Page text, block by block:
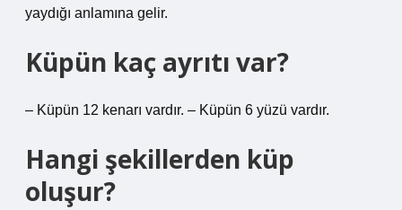
yaydığı anlamına gelir.
Küpün kaç ayrıtı var?
– Küpün 12 kenarı vardır. – Küpün 6 ​​yüzü vardır.
Hangi şekillerden küp
oluşur?